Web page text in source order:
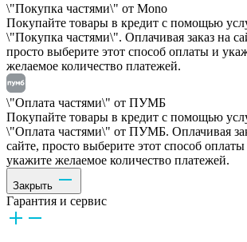
\"Покупка частями\" от Mono
Покупайте товары в кредит с помощью
\"Покупка частями\". Оплачивая заказ на
просто выберите этот способ оплаты и
желаемое количество платежей.
\"Оплата частями\" от ПУМБ
Покупайте товары в кредит с помощью
\"Оплата частями\" от ПУМБ. Оплачивая
сайте, просто выберите этот способ оплаты
укажите желаемое количество платежей.
Закрыть
Гарантия и сервис